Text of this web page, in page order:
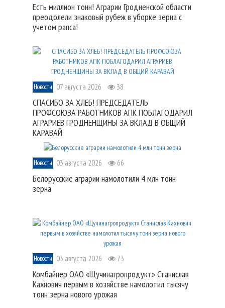
Есть миллион тонн! Аграрии Гродненской области
преодолели знаковый рубеж в уборке зерна с
учетом рапса!
Новости 07 августа 2026 38
СПАСИБО ЗА ХЛЕБ! ПРЕДСЕДАТЕЛЬ
ПРОФСОЮЗА РАБОТНИКОВ АПК ПОБЛАГОДАРИЛ
АГРАРИЕВ ГРОДНЕНЩИНЫ ЗА ВКЛАД В ОБЩИЙ
КАРАВАЙ
Новости 03 августа 2026 66
Белорусские аграрии намолотили 4 млн тонн
зерна
Новости 03 августа 2026 73
Комбайнер ОАО «Щучинагропродукт» Станислав
Кахнович первым в хозяйстве намолотил тысячу
тонн зерна нового урожая